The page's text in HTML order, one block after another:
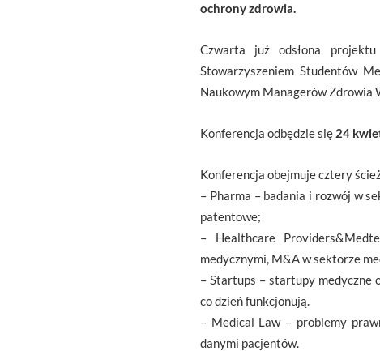
ochrony zdrowia.
Czwarta już odsłona
Stowarzyszeniem Studentów
Naukowym Managerów Zdrowia
Konferencja odbędzie się 24
Konferencja obejmuje cztery
– Pharma – badania i rozwój w
patentowe;
– Healthcare
medycznymi, M&A w sektorze
– Startups – startupy medyczne
co dzień funkcjonują.
– Medical Law – problemy
danymi pacjentów.